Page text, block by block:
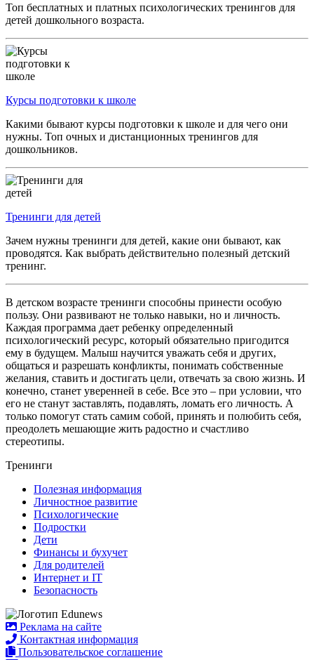
Топ бесплатных и платных психологических тренингов для
детей дошкольного возраста.
Курсы подготовки к школе
Какими бывают курсы подготовки к школе и для чего они
нужны. Топ очных и дистанционных тренингов для
дошкольников.
Тренинги для детей
Зачем нужны тренинги для детей, какие они бывают, как
проводятся. Как выбрать действительно полезный детский
тренинг.
В детском возрасте тренинги способны принести особую
пользу. Они развивают не только навыки, но и личность.
Каждая программа дает ребенку определенный
психологический ресурс, который обязательно пригодится
ему в будущем. Малыш научится уважать себя и других,
общаться и разрешать конфликты, понимать собственные
желания, ставить и достигать цели, отвечать за свою жизнь. И
конечно, станет уверенней в себе. Все это – при условии, что
его не станут заставлять, подавлять, ломать его личность. А
только помогут стать самим собой, принять и полюбить себя,
преодолеть мешающие жить радостно и счастливо
стереотипы.
Тренинги
Полезная информация
Личностное развитие
Психологические
Подростки
Дети
Финансы и бухучет
Для родителей
Интернет и IT
Безопасность
Реклама на сайте
Контактная информация
Пользовательское соглашение